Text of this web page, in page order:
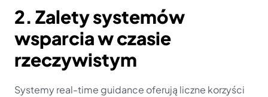
2. Zalety systemów
wsparcia w czasie
rzeczywistym
Systemy real-time guidance oferują liczne korzyści